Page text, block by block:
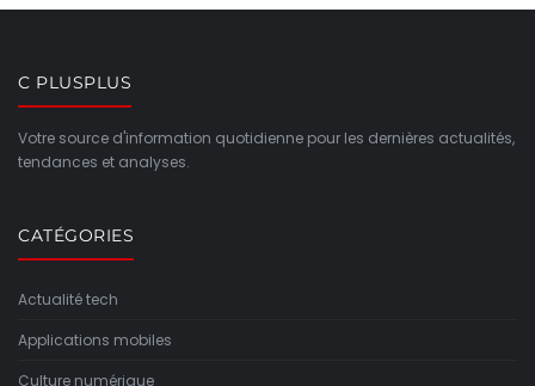
C PLUSPLUS
Votre source d'information quotidienne pour les dernières actualités,
tendances et analyses.
CATÉGORIES
Actualité tech
Applications mobiles
Culture numérique